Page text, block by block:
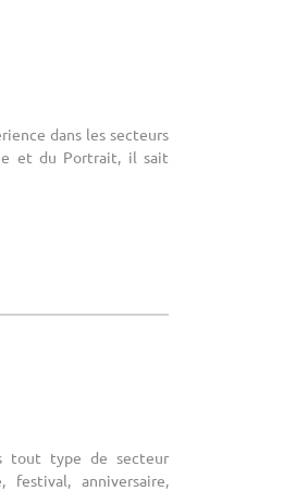
dans les secteurs
et du Portrait, il sait
tout type de secteur
festival, anniversaire,